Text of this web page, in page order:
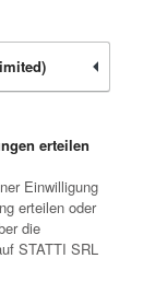
erteilen
Einwilligung
erteilen oder
die
STATTI SRL